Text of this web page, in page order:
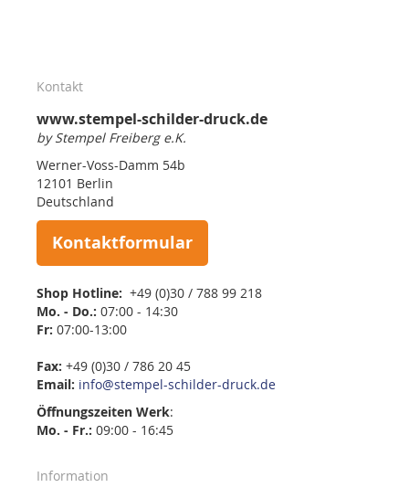
Kontakt
www.stempel-schilder-druck.de
by Stempel Freiberg e.K.
Werner-Voss-Damm 54b
12101 Berlin
Deutschland
Kontaktformular
Shop Hotline: +49 (0)30 / 788 99 218
Mo. - Do.: 07:00 - 14:30
Fr: 07:00-13:00
Fax: +49 (0)30 / 786 20 45
Email: info@stempel-schilder-druck.de
Öffnungszeiten Werk:
Mo. - Fr.: 09:00 - 16:45
Information